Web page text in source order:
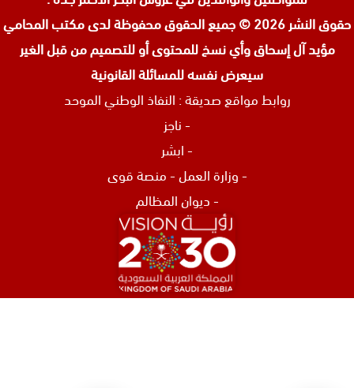
حقوق النشر 2026 © جميع الحقوق محفوظة لدى
مكتب المحامي
مؤيد آل إسحاق وأي نسخ للمحتوى أو للتصميم من قبل الغير
سيعرض نفسه للمسائلة القانونية
روابط مواقع صديقة : النفاذ الوطني الموحد
-ناجز
-ابشر
-وزارة العمل-منصة قوى
-ديوان المظالم